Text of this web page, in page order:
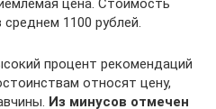
цена. Стоимость
1100 рублей.
процент рекомендаций
относят цену,
Из минусов отмечен